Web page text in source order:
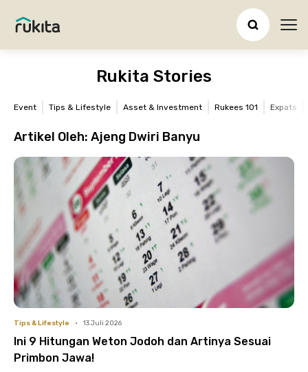
Rukita Stories
Event Tips & Lifestyle Asset & Investment Rukees 101 Expats
Artikel Oleh: Ajeng Dwiri Banyu
Tips & Lifestyle • 13 Juli 2026
Ini 9 Hitungan Weton Jodoh dan Artinya Sesuai
Primbon Jawa!